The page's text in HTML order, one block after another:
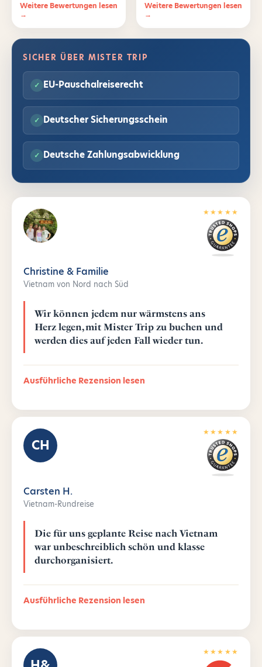
Weitere Bewertungen lesen
→
Weitere Bewertungen lesen
→
SICHER ÜBER MISTER TRIP
EU-Pauschalreiserecht
Deutscher Sicherungsschein
Deutsche Zahlungsabwicklung
★★★★★
Christine & Familie
Vietnam von Nord nach Süd
Wir können jedem nur wärmstens ans
Herz legen, mit Mister Trip zu buchen und
werden dies auf jeden Fall wieder tun.
Ausführliche Rezension lesen
CH
★★★★★
Carsten H.
Vietnam-Rundreise
Die für uns geplante Reise nach Vietnam
war unbeschreiblich schön und klasse
durchorganisiert.
Ausführliche Rezension lesen
★★★★★